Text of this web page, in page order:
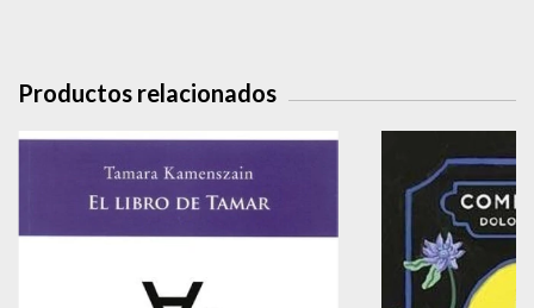
Productos relacionados